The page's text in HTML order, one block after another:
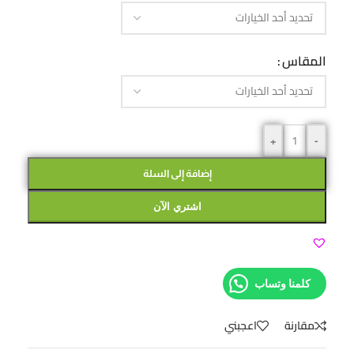
المقاس
-
+
إضافة إلى السلة
اشتري الآن
كلمنا وتساب
مقارنة اعجبني